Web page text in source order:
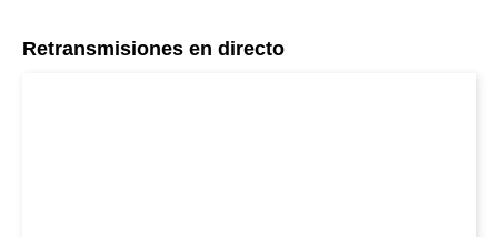
Retransmisiones en directo